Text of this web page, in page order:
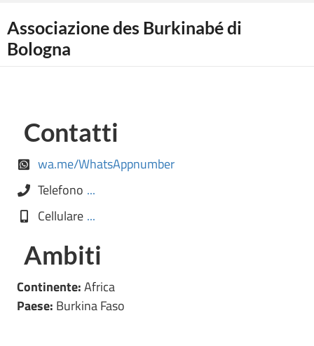
Associazione des Burkinabé di
Bologna
Contatti
wa.me/WhatsAppnumber
Telefono ...
Cellulare ...
Ambiti
Continente:Africa
Paese: Burkina Faso